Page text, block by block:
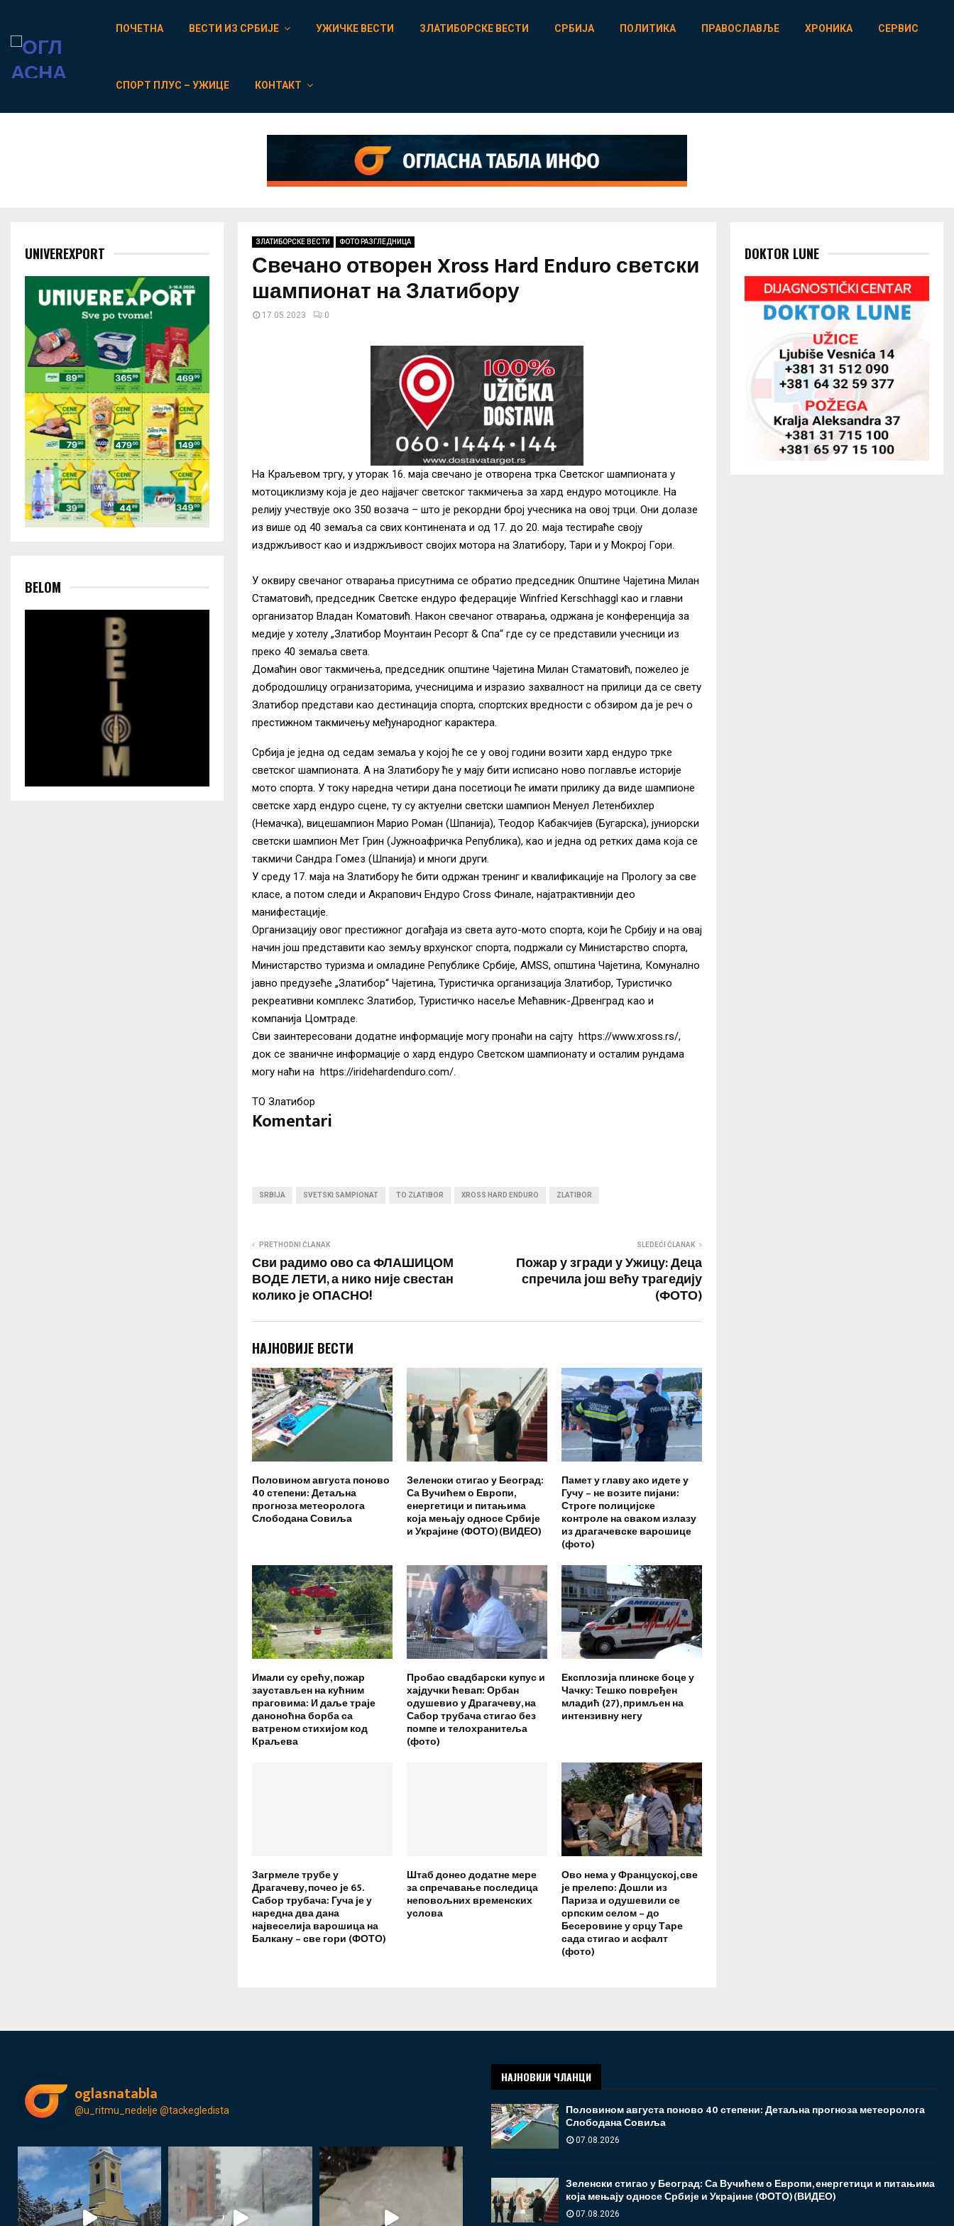
ПОЧЕТНА ВЕСТИ ИЗ СРБИЈЕ УЖИЧКЕ ВЕСТИ ЗЛАТИБОРСКЕ ВЕСТИ СРБИЈА ПОЛИТИКА ПРАВОСЛАВЉЕ ХРОНИКА СЕРВИС
СПОРТ ПЛУС – УЖИЦЕ КОНТАКТ
ЗЛАТИБОРСКЕ ВЕСТИ ФОТО РАЗГЛЕДНИЦА
Свечано отворен Xross Hard Enduro светски
шампионат на Златибору
17.05.2023 0
На Краљевом тргу, у уторак 16. маја свечано је отворена трка Светског шампионата у
мотоциклизму која је део најјачег светског такмичења за хард ендуро мотоцикле. На
релију учествује око 350 возача – што је рекордни број учесника на овој трци. Они долазе
из више од 40 земаља са свих континената и од 17. до 20. маја тестираће своју
издржљивост као и издржљивост својих мотора на Златибору, Тари и у Мокрој Гори.
У оквиру свечаног отварања присутнима се обратио председник Општине Чајетина Милан
Стаматовић, председник Светске ендуро федерације Winfried Kerschhaggl као и главни
организатор Владан Коматовић. Након свечаног отварања, одржана је конференција за
медије у хотелу „Златибор Моунтаин Ресорт & Спа“ где су се представили учесници из
преко 40 земаља света.
Домаћин овог такмичења, председник општине Чајетина Милан Стаматовић, пожелео је
добродошлицу огранизаторима, учесницима и изразио захвалност на прилици да се свету
Златибор представи као дестинација спорта, спортских вредности с обзиром да је реч о
престижном такмичењу међународног карактера.
Србија је једна од седам земаља у којој ће се у овој години возити хард ендуро трке
светског шампионата. А на Златибору ће у мају бити исписано ново поглавље историје
мото спорта. У току наредна четири дана посетиоци ће имати прилику да виде шампионе
светске хард ендуро сцене, ту су актуелни светски шампион Менуел Летенбихлер
(Немачка), вицешампион Марио Роман (Шпанија), Теодор Кабакчијев (Бугарска), јуниорски
светски шампион Мет Грин (Јужноафричка Република), као и једна од ретких дама која се
такмичи Сандра Гомез (Шпанија) и многи други.
У среду 17. маја на Златибору ће бити одржан тренинг и квалификације на Прологу за све
класе, а потом следи и Акрапович Ендуро Cross Финале, најатрактивнији део
манифестације.
Организацију овог престижног догађаја из света ауто-мото спорта, који ће Србију и на овај
начин још представити као земљу врхунског спорта, подржали су Министарство спорта,
Министарство туризма и омладине Републике Србије, AMSS, општина Чајетина, Комунално
јавно предузеће „Златибор“ Чајетина, Туристичка организација Златибор, Туристичко
рекреативни комплекс Златибор, Туристичко насеље Мећавник-Дрвенград као и
компанија Цомтраде.
Сви заинтересовани додатне информације могу пронаћи на сајту https://www.xross.rs/,
док се званичне информације о хард ендуро Светском шампионату и осталим рундама
могу наћи на https://iridehardenduro.com/
ТО Златибор
Komentari
SRBIJA SVETSKI SAMPIONAT TO ZLATIBOR XROSS HARD ENDURO ZLATIBOR
PRETHODNI ČLANAK
Сви радимо ово са ФЛАШИЦОМ
ВОДЕ ЛЕТИ, а нико није свестан
колико је ОПАСНО!
SLEDEĆI ČLANAK
Пожар у згради у Ужицу: Деца
спречила још већу трагедију
(ФОТО)
НАЈНОВИЈЕ ВЕСТИ
Половином августа поново
40 степени: Детаљна
прогноза метеоролога
Слободана Совиља
Зеленски стигао у Београд:
Са Вучићем о Европи,
енергетици и питањима
која мењају односе Србије
и Украјине (ФОТО)(ВИДЕО)
Памет у главу ако идете у
Гучу – не возите пијани:
Строге полицијске
контроле на сваком излазу
из драгачевске варошице
(фото)
Имали су срећу, пожар
заустављен на кућним
праговима: И даље траје
даноноћна борба са
ватреном стихијом код
Краљева
Пробао свадбарски купус и
хајдучки ћевап: Орбан
одушевио у Драгачеву, на
Сабор трубача стигао без
помпе и телохранитеља
(фото)
Експлозија плинске боце у
Чачку: Тешко повређен
младић (27), примљен на
интензивну негу
Загрмеле трубе у
Драгачеву, почео је 65.
Сабор трубача: Гуча је у
наредна два дана
највеселија варошица на
Балкану – све гори (ФОТО)
Штаб донео додатне мере
за спречавање последица
неповољних временских
услова
Ово нема у Француској, све
је прелепо: Дошли из
Париза и одушевили се
српским селом – до
Бесеровине у срцу Таре
сада стигао и асфалт
(фото)
UNIVEREXPORT
BELOM
DOKTOR LUNE
oglasnatabla
@u_ritmu_nedelje @tackegledista
НАЈНОВИЈИ ЧЛАНЦИ
Половином августа поново 40 степени: Детаљна прогноза метеоролога
Слободана Совиља
07.08.2026
Зеленски стигао у Београд: Са Вучићем о Европи, енергетици и питањима
која мењају односе Србије и Украјине (ФОТО)(ВИДЕО)
07.08.2026